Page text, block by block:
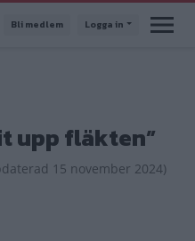
Bli medlem Logga in
upp fläkten”
15 november 2024)